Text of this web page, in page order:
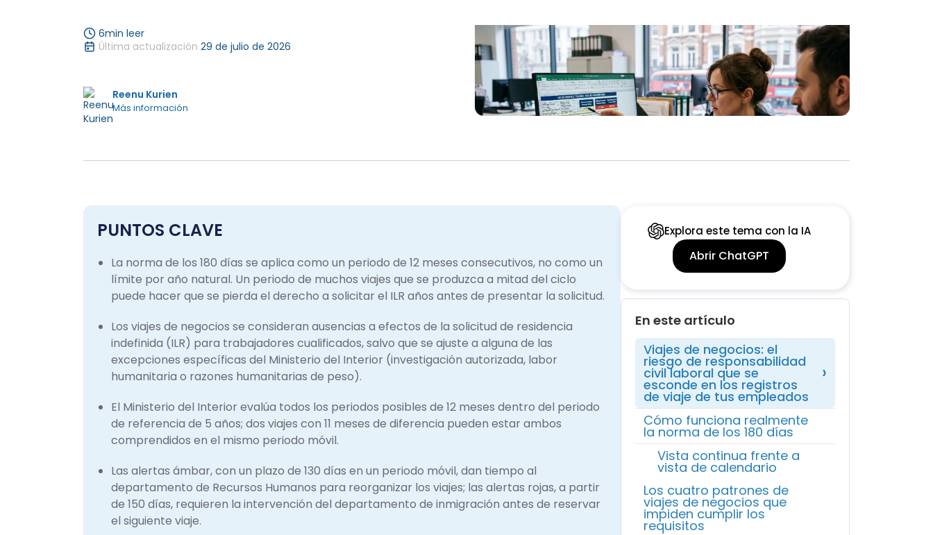
6min leer
Última actualización 29 de julio de 2026
Reenu Kurien
Más información
PUNTOS CLAVE
La norma de los 180 días se aplica como un periodo de 12 meses consecutivos, no como un
límite por año natural. Un periodo de muchos viajes que se produzca a mitad del ciclo
puede hacer que se pierda el derecho a solicitar el ILR años antes de presentar la solicitud.
Los viajes de negocios se consideran ausencias a efectos de la solicitud de residencia
indefinida (ILR) para trabajadores cualificados, salvo que se ajuste a alguna de las
excepciones específicas del Ministerio del Interior (investigación autorizada, labor
humanitaria o razones humanitarias de peso).
El Ministerio del Interior evalúa todos los periodos posibles de 12 meses dentro del periodo
de referencia de 5 años; dos viajes con 11 meses de diferencia pueden estar ambos
comprendidos en el mismo periodo móvil.
Las alertas ámbar, con un plazo de 130 días en un periodo móvil, dan tiempo al
departamento de Recursos Humanos para reorganizar los viajes; las alertas rojas, a partir
de 150 días, requieren la intervención del departamento de inmigración antes de reservar
el siguiente viaje.
Explora este tema con la IA
Abrir ChatGPT
En este artículo
Viajes de negocios: el
riesgo de responsabilidad
civil laboral que se
esconde en los registros
de viaje de tus empleados
Cómo funciona realmente
la norma de los 180 días
Vista continua frente a
vista de calendario
Los cuatro patrones de
viajes de negocios que
impiden cumplir los
requisitos